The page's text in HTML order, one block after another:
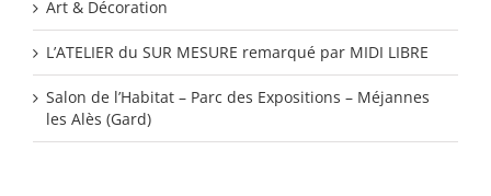
Art & Décoration
L’ATELIER du SUR MESURE remarqué par MIDI LIBRE
Salon de l’Habitat – Parc des Expositions – Méjannes
les Alès (Gard)